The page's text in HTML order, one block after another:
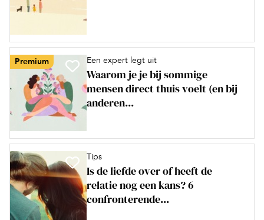
Premium Een expert legt uit
Waarom je je bij sommige
mensen direct thuis voelt (en bij
anderen...
Tips
Is de liefde over of heeft de
relatie nog een kans? 6
confronterende...